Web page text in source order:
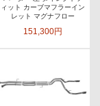
ィット カーブマフラーイン
レット マグナフロー
151,300円